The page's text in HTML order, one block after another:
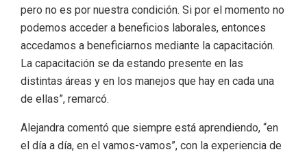
pero no es por nuestra condición. Si por el momento no
podemos acceder a beneficios laborales, entonces
accedamos a beneficiarnos mediante la capacitación.
La capacitación se da estando presente en las
distintas áreas y en los manejos que hay en cada una
de ellas”, remarcó.
Alejandra comentó que siempre está aprendiendo, “en
el día a día, en el vamos-vamos”, con la experiencia de